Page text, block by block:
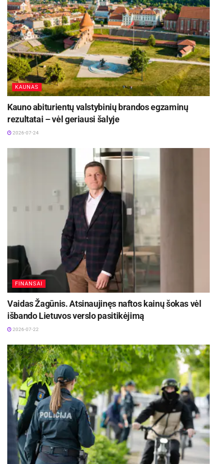
KAUNAS
Kauno abiturientų valstybinių brandos egzaminų
rezultatai – vėl geriausi šalyje
2026-07-24
FINANSAI
Vaidas Žagūnis. Atsinaujinęs naftos kainų šokas vėl
išbando Lietuvos verslo pasitikėjimą
2026-07-22